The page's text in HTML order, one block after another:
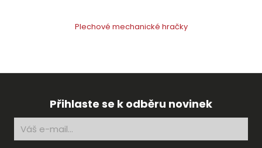
Plechové mechanické hračky
Přihlaste se k odběru novinek